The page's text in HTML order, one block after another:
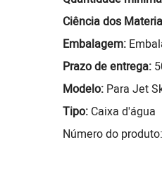
Ciência dos
Embalagem:
Prazo de entrega:
Modelo: Para Jet
Tipo: Caixa d'água
Número do